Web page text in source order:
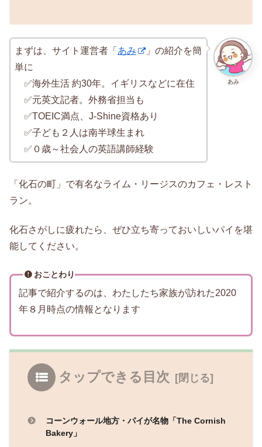
あみ
まずは、サイト運営者「 あみ
」の紹介を簡
単に
✅海外生活 約30年。イギリスなどに在住
✅元英文記者。外務省担当も
✅TOEIC満点、J-Shine資格あり
✅子ども２人は南半球生まれ
✅０歳～社会人の英語講師経験
「化石の町」で有名なライム・リージスのカフェ・レスト
ラン。
化石さがしに疲れたら、ぜひ立ち寄っておいしいパイを堪
能してください。
おことわり
記事で紹介するのは、わたしたち家族が訪れた2020
年８月時点の情報となります
タップできる目次
コーンウォール地方・パイが名物「The Cornish
Bakery」